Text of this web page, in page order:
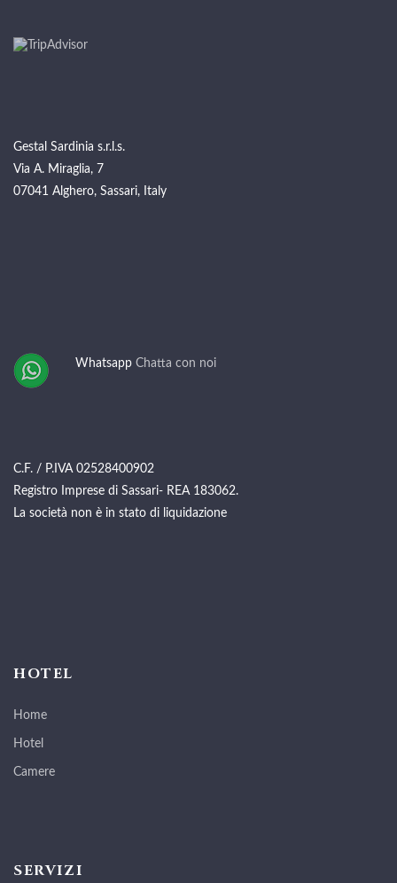
Gestal Sardinia s.r.l.s.
Via A. Miraglia, 7
07041 Alghero, Sassari, Italy
Whatsapp Chatta con noi
C.F. / P.IVA 02528400902
Registro Imprese di Sassari- REA 183062.
La società non è in stato di liquidazione
HOTEL
Home
Hotel
Camere
SERVIZI